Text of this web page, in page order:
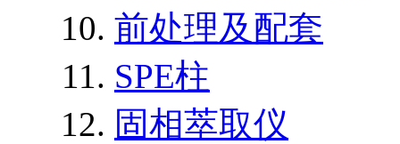
前处理及配套
SPE柱
固相萃取仪